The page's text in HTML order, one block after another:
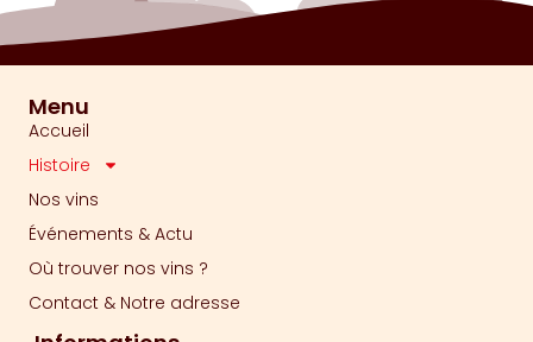
Menu
Accueil
Histoire
Nos vins
Événements & Actu
Où trouver nos vins ?
Contact & Notre adresse